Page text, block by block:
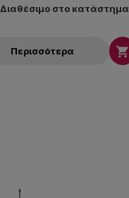
Διαθέσιμο στο κατάστημα
Περισσότερα 